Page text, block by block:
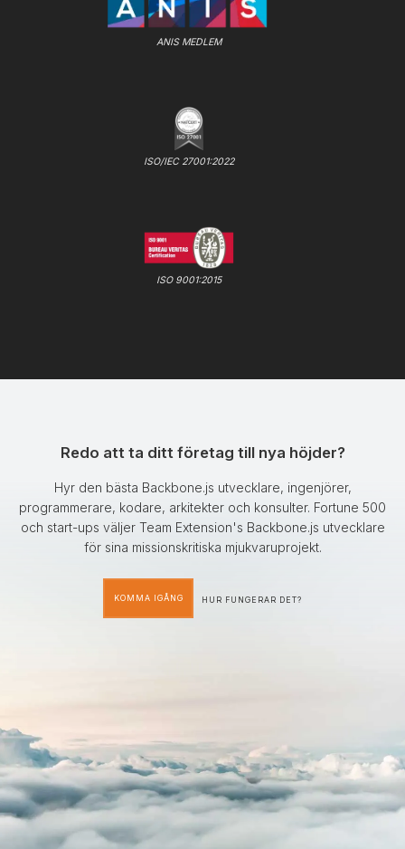
ANIS MEDLEM
ISO/IEC 27001:2022
ISO 9001:2015
Redo att ta ditt företag till nya höjder?
Hyr den bästa Backbone.js utvecklare, ingenjörer,
programmerare, kodare, arkitekter och konsulter. Fortune 500
och start-ups väljer Team Extension's Backbone.js utvecklare
för sina missionskritiska mjukvaruprojekt.
KOMMA IGÅNG HUR FUNGERAR DET?